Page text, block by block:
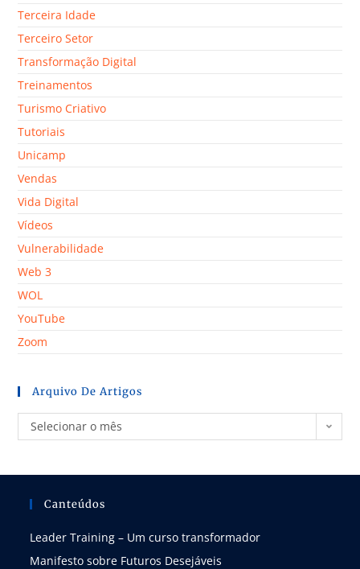
Terceira Idade
Terceiro Setor
Transformação Digital
Treinamentos
Turismo Criativo
Tutoriais
Unicamp
Vendas
Vida Digital
Vídeos
Vulnerabilidade
Web 3
WOL
YouTube
Zoom
Arquivo De Artigos
Selecionar o mês
Canteúdos
Leader Training – Um curso transformador
Manifesto sobre Futuros Desejáveis